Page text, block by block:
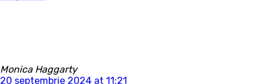
Monica Haggarty
20 septembrie 2024 at 11:21